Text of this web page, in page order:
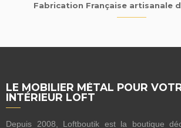
Fabrication Française artisanale
LE MOBILIER MÉTAL POUR
INTÉRIEUR LOFT
Depuis 2008, Loftboutik est la boutique